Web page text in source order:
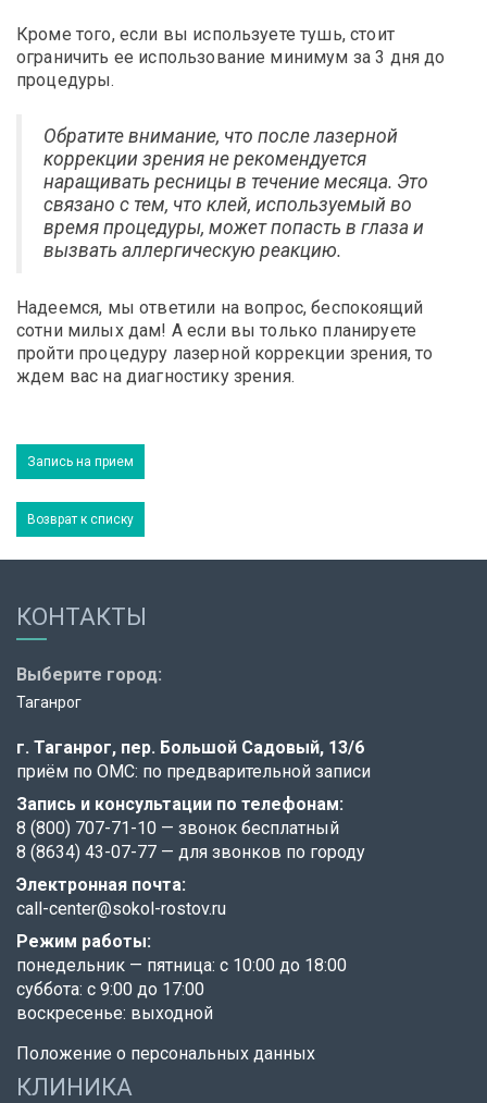
Кроме того, если вы используете тушь, стоит
ограничить ее использование минимум за 3 дня до
процедуры.
Обратите внимание, что после лазерной
коррекции зрения не рекомендуется
наращивать ресницы в течение месяца. Это
связано с тем, что клей, используемый во
время процедуры, может попасть в глаза и
вызвать аллергическую реакцию.
Надеемся, мы ответили на вопрос, беспокоящий
сотни милых дам! А если вы только планируете
пройти процедуру лазерной коррекции зрения, то
ждем вас на диагностику зрения.
Запись на прием
Записаться
зрения
Возврат к списку
КОНТАКТЫ
Выберите город:
Таганрог
г. Таганрог, пер. Большой Садовый, 13/6
приём по ОМС: по предварительной записи
Запись и консультации по телефонам:
8 (800) 707-71-10 — звонок бесплатный
8 (8634) 43-07-77 — для звонков по городу
Электронная почта:
call-center@sokol-rostov.ru
Режим работы:
понедельник — пятница: с 10:00 до 18:00
суббота: с 9:00 до 17:00
воскресенье: выходной
Положение о персональных данных
КЛИНИКА